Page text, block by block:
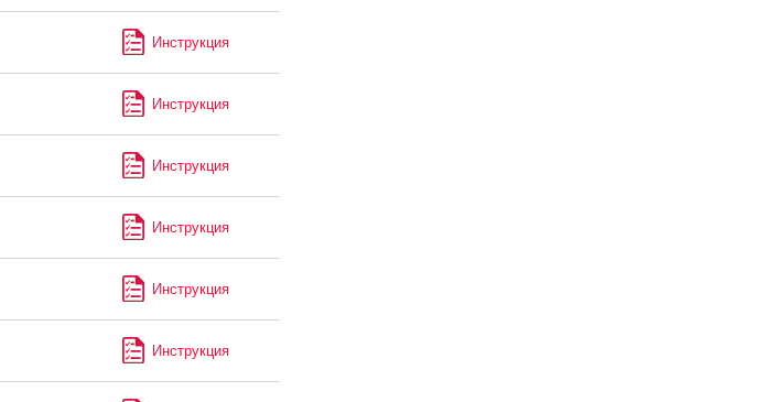
Инструкция
Инструкция
Инструкция
Инструкция
Инструкция
Инструкция